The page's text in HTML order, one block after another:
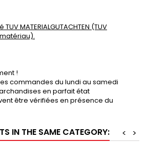
MATERIALGUTACHTEN (TUV
!
commandes du lundi au samedi
en parfait état
être vérifiées en présence du
IN THE SAME CATEGORY: >
<